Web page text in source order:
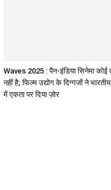
Waves 2025 : पैन-इंडिया सिनेमा कोई
नहीं है; फिल्म उद्योग के दिग्गजों ने
में एकता पर दिया ज़ोर